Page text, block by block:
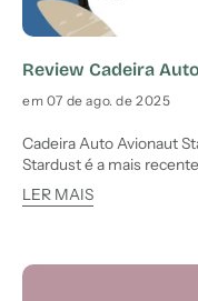
Review Cadeira
em 07 de ago. de 2025
Cadeira Auto Avionaut
Stardust é a mais
pensada para garantir
até aos 1,50 metros de
LER MAIS